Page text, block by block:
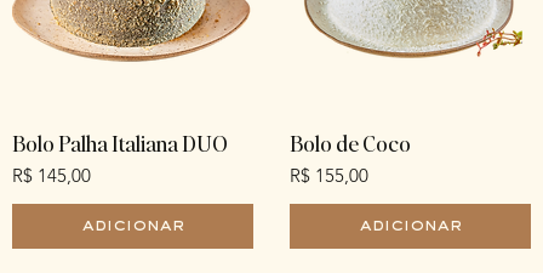
Bolo Palha Italiana DUO
Preço
R$ 145,00
adicionar
Bolo de Coco
Preço
R$ 155,00
adicionar